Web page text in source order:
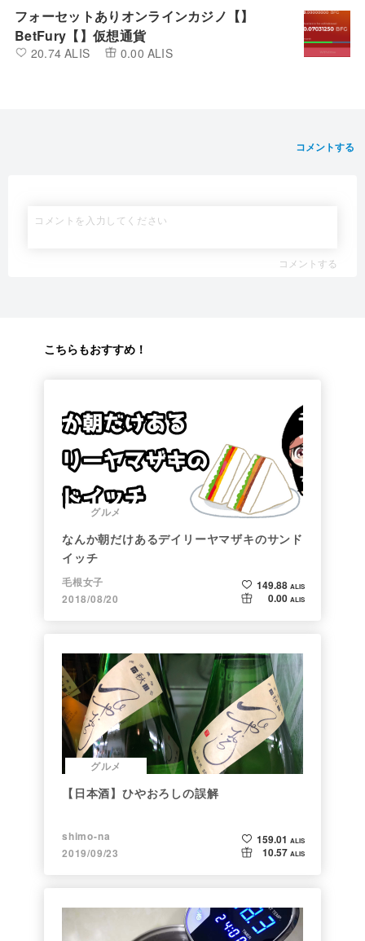
フォーセットありオンラインカジノ【】
BetFury【】仮想通貨
20.74 ALIS 0.00 ALIS
コメントする
コメントする
こちらもおすすめ！
グルメ
なんか朝だけあるデイリーヤマザキのサンド
イッチ
毛根女子
2018/08/20
149.88 ALIS
0.00 ALIS
グルメ
【日本酒】ひやおろしの誤解
shimo-na
2019/09/23
159.01 ALIS
10.57 ALIS